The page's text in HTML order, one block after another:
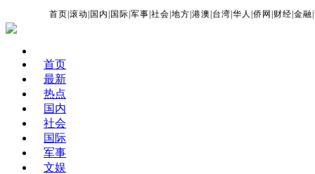
首页 |滚动 国内 国际 |军事 |社会 |地方 |港澳 台湾 |华人 |侨网 财经 |金融 |
首页
最新
热点
国内
社会
国际
军事
文娱